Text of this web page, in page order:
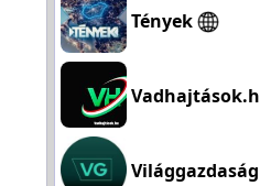
Tények
Világgazdaság